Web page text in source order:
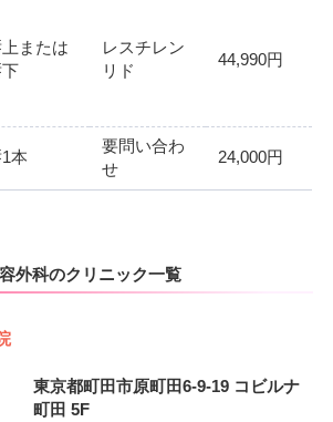
上または
レスチレン
リド
44,990円
本
要問い合わ
せ
24,000円
外科のクリニック一覧
東京都町田市原町田6-9-19 コビルナ
町田 5F